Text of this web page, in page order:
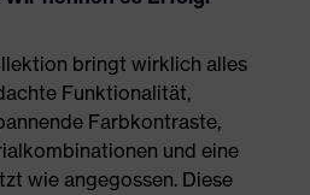
bringt wirklich alles
Funktionalität,
Farbkontraste,
und eine
wie angegossen. Diese